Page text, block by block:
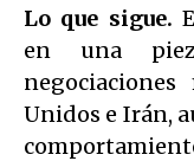
Lo que sigue.
en una
Unidos e Irán,